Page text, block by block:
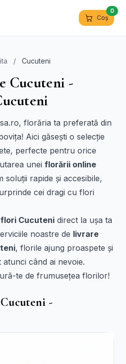
Coș
0
/ Cucuteni
Cucuteni -
florăria ta preferată din
Aici găsești o selecție
perfecte pentru orice
unei florării online
soluții rapide și accesibile,
cei dragi cu flori
Cucuteni direct la ușa ta
noastre de livrare
, florile ajung proaspete și
când ai nevoie.
te de frumusețea florilor!
-